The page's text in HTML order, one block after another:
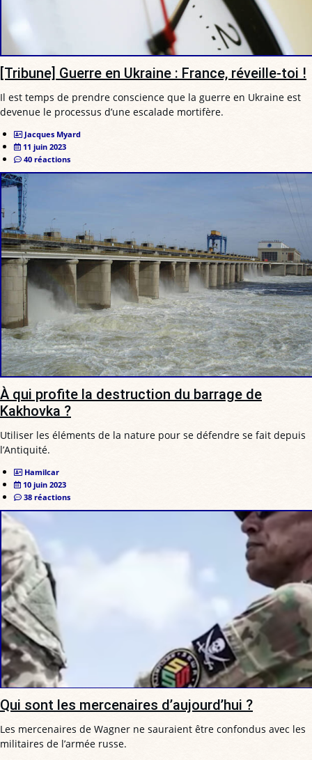
[Tribune] Guerre en Ukraine : France, réveille-toi !
Il est temps de prendre conscience que la guerre en Ukraine est
devenue le processus d’une escalade mortifère.
Jacques Myard
11 juin 2023
40 réactions
À qui profite la destruction du barrage de
Kakhovka ?
Utiliser les éléments de la nature pour se défendre se fait depuis
l’Antiquité.
Hamilcar
10 juin 2023
38 réactions
Qui sont les mercenaires d’aujourd’hui ?
Les mercenaires de Wagner ne sauraient être confondus avec les
militaires de l’armée russe.